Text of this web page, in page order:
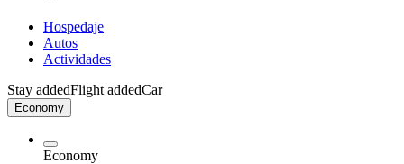
Hospedaje
Autos
Actividades
Stay addedFlight addedCar
Economy
Economy